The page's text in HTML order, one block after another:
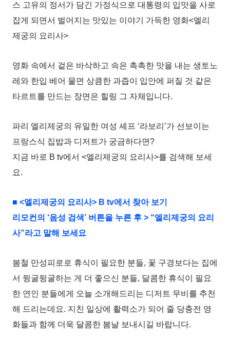
스 고유의 정서가 담긴 가정식으로 대통령의 입맛을 사로
잡게 되면서 벌어지는 맛있는 이야기 가득한 영화<엘리
제궁의 요리사>
영화 속에서 겉은 바삭하고 속은 촉촉한 맛을 내는 생토노
레와 한입 베어 물면 상큼한 과즙이 입안에 퍼질 것 같은
타르트를 만드는 장면은 힐링 그 자체입니다.
파리 엘리제궁의 유일한 여성 셰프 ‘라보리’가 선보이는
프랑스식 집밥과 디저트가 궁금하다면?
지금 바로 B tv에서 <엘리제궁의 요리사>를 검색해 보세
요.
■ <엘리제궁의 요리사> B tv에서 찾아 보기
리모컨의 ‘음성 검색’ 버튼을 누른 후 > “엘리제궁의 요리
사”라고 말해 보세요
봄철 만성피로로 휴식이 필요한 분들, 꽃 구경보다는 집에
서 뒹굴뒹굴하는 게 더 좋으신 분들, 달콤한 휴식이 필요
한 연인 분들에게 오늘 소개해드리는 디저트 무비를 추천
해 드리는데요. 지친 일상에 활력소가 되어 줄 당충전 영
화들과 함께 더욱 달콤한 봄날 보내시길 바랍니다.